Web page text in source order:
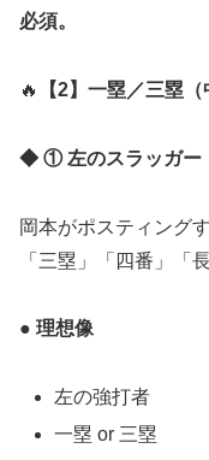
必須。
🔥 【2】一塁／三塁（
◆ ① 左のスラッガー
岡本がポスティングす
「三塁」「四番」「
● 理想像
左の強打者
一塁 or 三塁